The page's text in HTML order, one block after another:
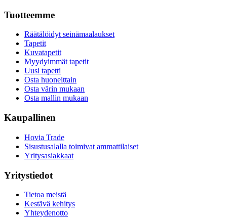
Tuotteemme
Räätälöidyt seinämaalaukset
Tapetit
Kuvatapetit
Myydyimmät tapetit
Uusi tapetti
Osta huoneittain
Osta värin mukaan
Osta mallin mukaan
Kaupallinen
Hovia Trade
Sisustusalalla toimivat ammattilaiset
Yritysasiakkaat
Yritystiedot
Tietoa meistä
Kestävä kehitys
Yhteydenotto